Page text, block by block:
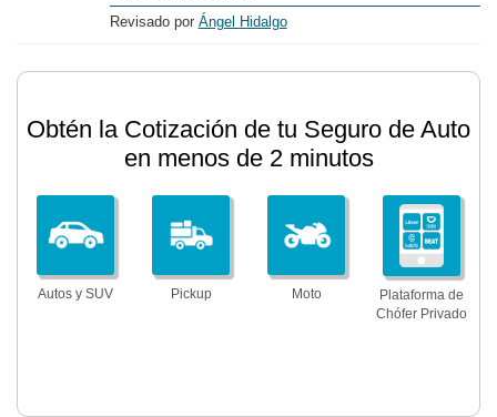
Revisado por Ángel Hidalgo
Obtén la Cotización de tu Seguro de Auto
en menos de 2 minutos
Autos y SUV Pickup Moto
Plataforma de
Chófer Privado